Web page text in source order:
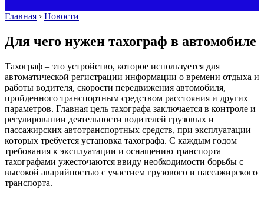
Главная › Новости
Для чего нужен тахограф в автомобиле
Тахограф – это устройство, которое используется для
автоматической регистрации информации о времени отдыха и
работы водителя, скорости передвижения автомобиля,
пройденного транспортным средством расстояния и других
параметров. Главная цель тахографа заключается в контроле и
регулировании деятельности водителей грузовых и
пассажирских автотранспортных средств, при эксплуатации
которых требуется установка тахографа. С каждым годом
требования к эксплуатации и оснащению транспорта
тахографами ужесточаются ввиду необходимости борьбы с
высокой аварийностью с участием грузового и пассажирского
транспорта.